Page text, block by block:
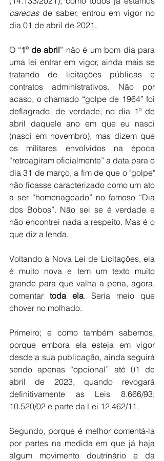
carecas de saber, entrou em vigor no
dia 01 de abril de 2021.
O “1º de abril” não é um bom dia para
uma lei entrar em vigor, ainda mais se
tratando de licitações públicas e
contratos administrativos. Não por
acaso, o chamado “golpe de 1964” foi
deflagrado, de verdade, no dia 1º de
abril daquele ano em que eu nasci
(nasci em novembro), mas dizem que
os militares envolvidos na época
“retroagiram oficialmente” a data para o
dia 31 de março, a fim de que o "golpe"
não ficasse caracterizado como um ato
a ser “homenageado” no famoso “Dia
dos Bobos”. Não sei se é verdade e
não encontrei nada a respeito. Mas é o
que diz a lenda.
Voltando à Nova Lei de Licitações, ela
é muito nova e tem um texto muito
grande para que valha a pena, agora,
comentar toda ela. Seria meio que
chover no molhado.
Primeiro; e como também sabemos,
porque embora ela esteja em vigor
desde a sua publicação, ainda seguirá
sendo apenas “opcional” até 01 de
abril de 2023, quando revogará
definitivamente as Leis 8.666/93;
10.520/02 e parte da Lei 12.462/11.
Segundo, porque é melhor comentá-la
por partes na medida em que já haja
algum movimento doutrinário e da